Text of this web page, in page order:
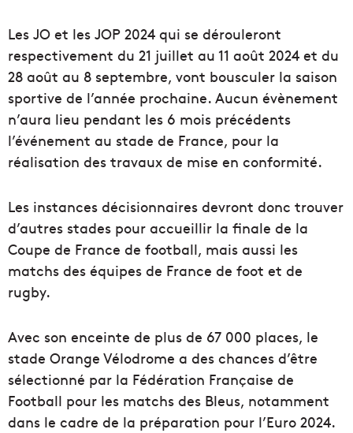
Les JO et les JOP 2024 qui se dérouleront
respectivement du 21 juillet au 11 août 2024 et du
28 août au 8 septembre, vont bousculer la saison
sportive de l’année prochaine. Aucun évènement
n’aura lieu pendant les 6 mois précédents
l’événement au stade de France, pour la
réalisation des travaux de mise en conformité.
Les instances décisionnaires devront donc trouver
d’autres stades pour accueillir la finale de la
Coupe de France de football, mais aussi les
matchs des équipes de France de foot et de
rugby.
Avec son enceinte de plus de 67 000 places, le
stade Orange Vélodrome a des chances d’être
sélectionné par la Fédération Française de
Football pour les matchs des Bleus, notamment
dans le cadre de la préparation pour l’Euro 2024.